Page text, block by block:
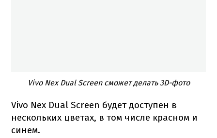
Vivo Nex Dual Screen сможет делать 3D-фото
Vivo Nex Dual Screen будет доступен в
нескольких цветах, в том числе красном и
синем.